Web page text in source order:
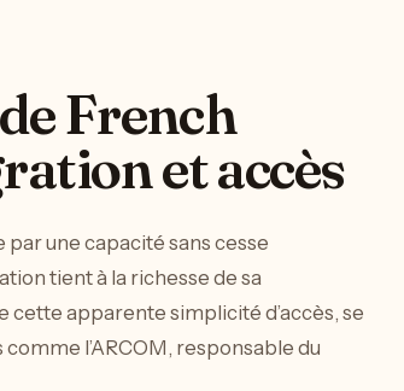
French
et accès
une capacité sans cesse
tient à la richesse de sa
apparente simplicité d’accès, se
l’ARCOM, responsable du